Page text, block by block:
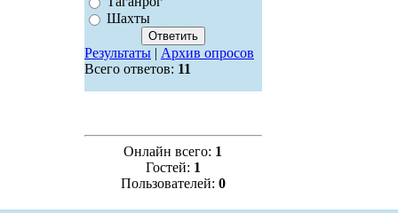
Шахты
Результаты| Архив опросов
Всего ответов: 11
Онлайн всего: 1
Гостей: 1
Пользователей: 0